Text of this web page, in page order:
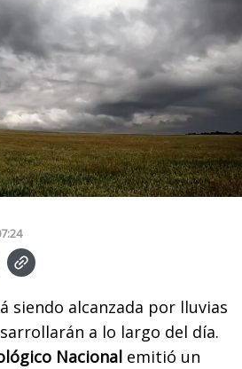
siendo alcanzada por lluvias
a lo largo del día.
Nacional emitió un